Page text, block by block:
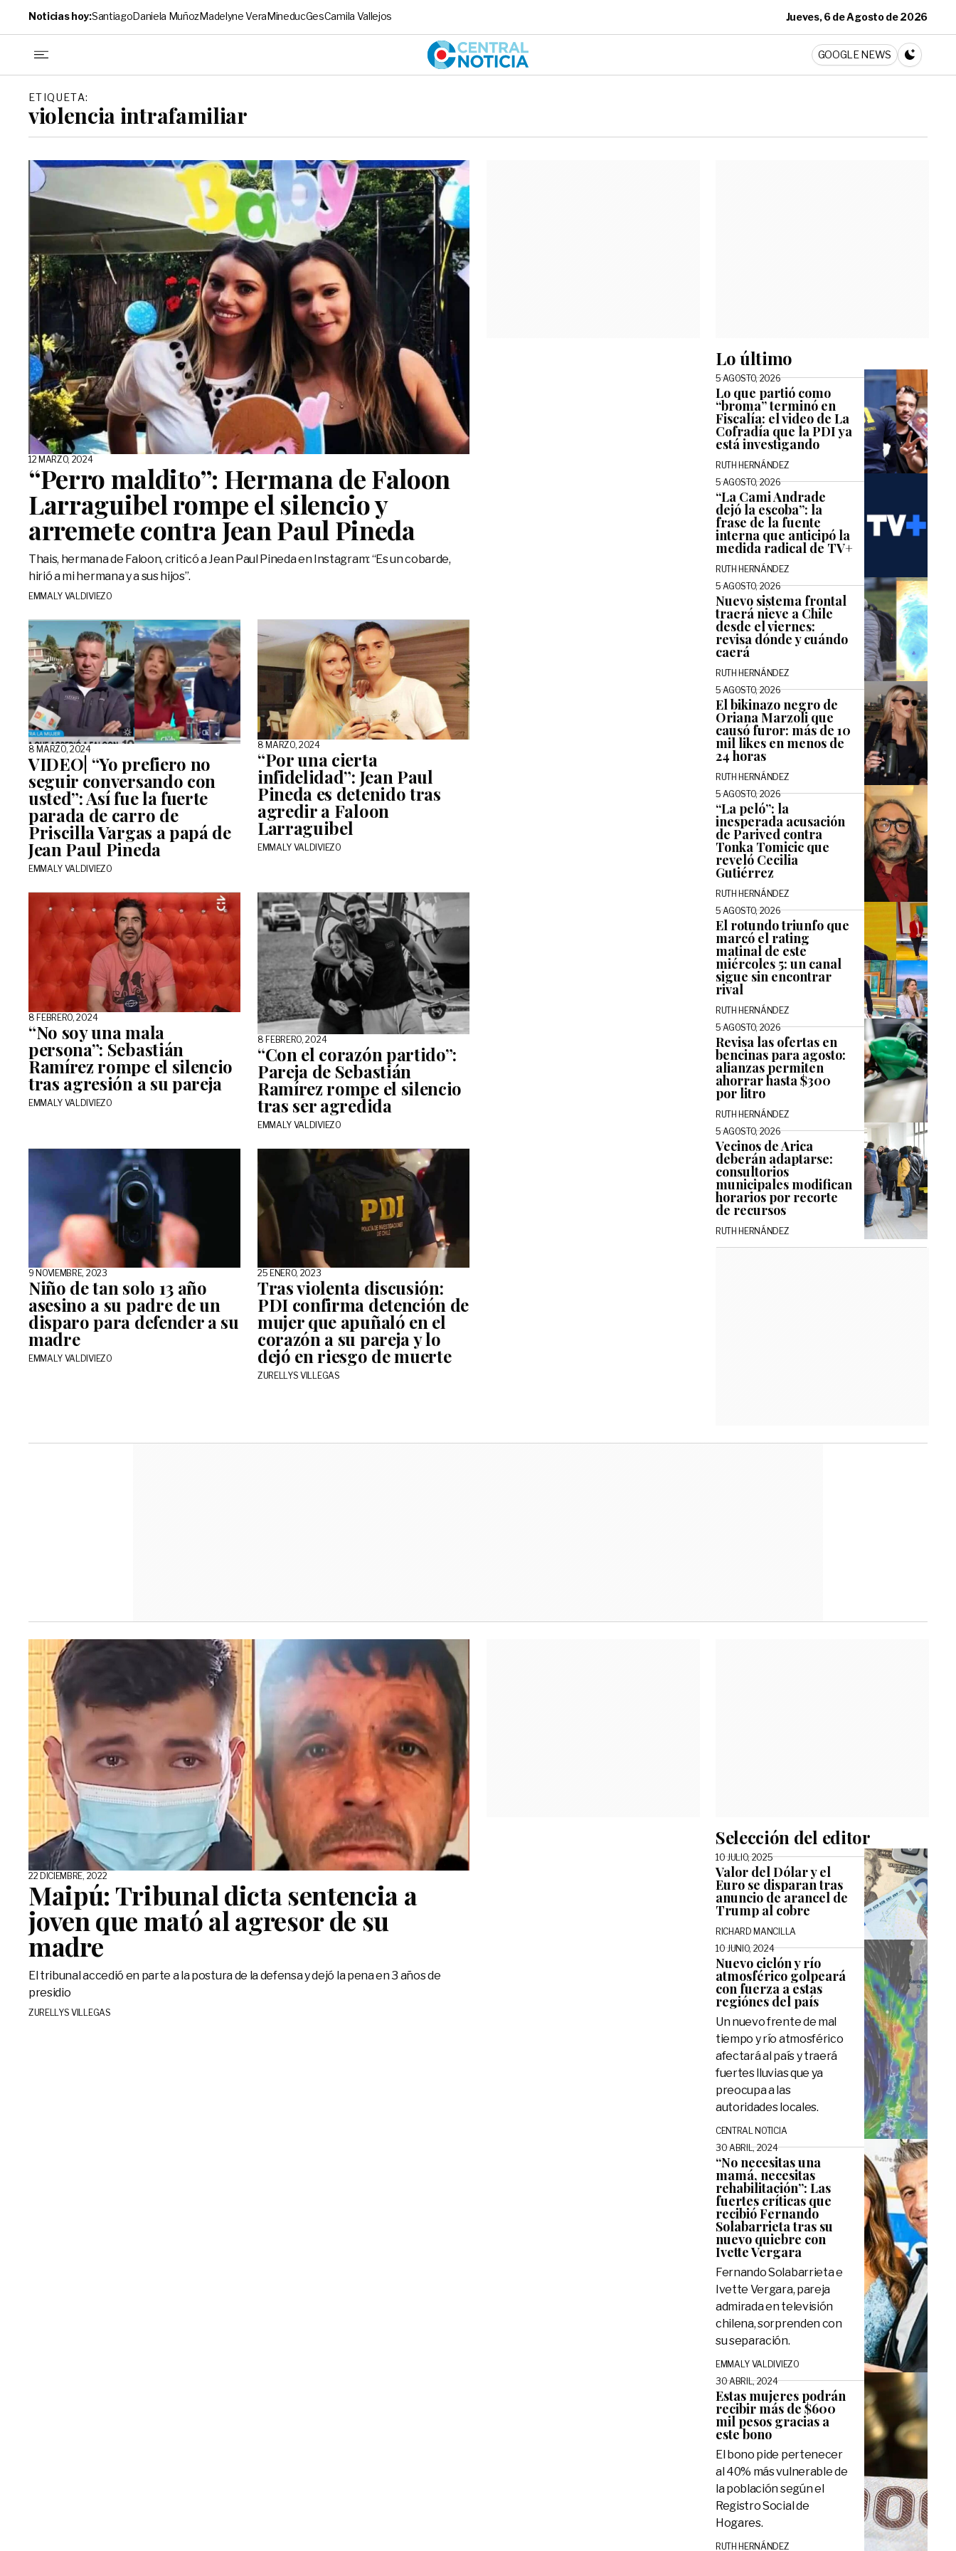
Noticias hoy:SantiagoDaniela MuñozMadelyne VeraMineducGesCamila Vallejos Jueves, 6 de Agosto de 2026
Central Noticia
GOOGLE NEWS
CAMBIA A
ETIQUETA:
violencia intrafamiliar
12 MARZO, 2024
“Perro maldito”: Hermana de Faloon
Larraguibel rompe el silencio y
arremete contra Jean Paul Pineda
Thais, hermana de Faloon, criticó a Jean Paul Pineda en Instagram: “Es un cobarde,
hirió a mi hermana y a sus hijos”.
EMMALY VALDIVIEZO
8 MARZO, 2024
VIDEO| “Yo prefiero no
seguir conversando con
usted”: Así fue la fuerte
parada de carro de
Priscilla Vargas a papá de
Jean Paul Pineda
EMMALY VALDIVIEZO
8 MARZO, 2024
“Por una cierta
infidelidad”: Jean Paul
Pineda es detenido tras
agredir a Faloon
Larraguibel
EMMALY VALDIVIEZO
8 FEBRERO, 2024
“No soy una mala
persona”: Sebastián
Ramírez rompe el silencio
tras agresión a su pareja
EMMALY VALDIVIEZO
8 FEBRERO, 2024
“Con el corazón partido”:
Pareja de Sebastián
Ramírez rompe el silencio
tras ser agredida
EMMALY VALDIVIEZO
9 NOVIEMBRE, 2023
Niño de tan solo 13 año
asesino a su padre de un
disparo para defender a su
madre
EMMALY VALDIVIEZO
25 ENERO, 2023
Tras violenta discusión:
PDI confirma detención de
mujer que apuñaló en el
corazón a su pareja y lo
dejó en riesgo de muerte
ZURELLYS VILLEGAS
Lo último
5 AGOSTO, 2026
Lo que partió como
“broma” terminó en
Fiscalía: el video de La
Cofradía que la PDI ya
está investigando
RUTH HERNÁNDEZ
5 AGOSTO, 2026
“La Cami Andrade
dejó la escoba”: la
frase de la fuente
interna que anticipó la
medida radical de TV+
RUTH HERNÁNDEZ
5 AGOSTO, 2026
Nuevo sistema frontal
traerá nieve a Chile
desde el viernes:
revisa dónde y cuándo
caerá
RUTH HERNÁNDEZ
5 AGOSTO, 2026
El bikinazo negro de
Oriana Marzoli que
causó furor: más de 10
mil likes en menos de
24 horas
RUTH HERNÁNDEZ
5 AGOSTO, 2026
“La peló”: la
inesperada acusación
de Parived contra
Tonka Tomicic que
reveló Cecilia
Gutiérrez
RUTH HERNÁNDEZ
5 AGOSTO, 2026
El rotundo triunfo que
marcó el rating
matinal de este
miércoles 5: un canal
sigue sin encontrar
rival
RUTH HERNÁNDEZ
5 AGOSTO, 2026
Revisa las ofertas en
bencinas para agosto:
alianzas permiten
ahorrar hasta $300
por litro
RUTH HERNÁNDEZ
5 AGOSTO, 2026
Vecinos de Arica
deberán adaptarse:
consultorios
municipales modifican
horarios por recorte
de recursos
RUTH HERNÁNDEZ
22 DICIEMBRE, 2022
Maipú: Tribunal dicta sentencia a
joven que mató al agresor de su
madre
El tribunal accedió en parte a la postura de la defensa y dejó la pena en 3 años de
presidio
ZURELLYS VILLEGAS
Selección del editor
10 JULIO, 2025
Valor del Dólar y el
Euro se disparan tras
anuncio de arancel de
Trump al cobre
RICHARD MANCILLA
10 JUNIO, 2024
Nuevo ciclón y río
atmosférico golpeará
con fuerza a estas
regiónes del país
Un nuevo frente de mal
tiempo y río atmosférico
afectará al país y traerá
fuertes lluvias que ya
preocupa a las
autoridades locales.
CENTRAL NOTICIA
30 ABRIL, 2024
“No necesitas una
mamá, necesitas
rehabilitación”: Las
fuertes críticas que
recibió Fernando
Solabarrieta tras su
nuevo quiebre con
Ivette Vergara
Fernando Solabarrieta e
Ivette Vergara, pareja
admirada en televisión
chilena, sorprenden con
su separación.
EMMALY VALDIVIEZO
30 ABRIL, 2024
Estas mujeres podrán
recibir más de $600
mil pesos gracias a
este bono
El bono pide pertenecer
al 40% más vulnerable de
la población según el
Registro Social de
Hogares.
RUTH HERNÁNDEZ